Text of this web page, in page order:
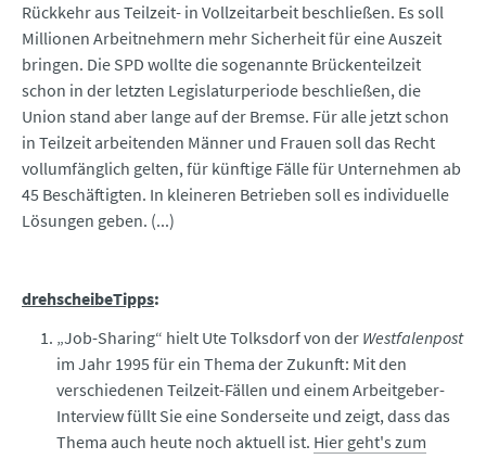
Rückkehr aus Teilzeit- in Vollzeitarbeit beschließen. Es soll
Millionen Arbeitnehmern mehr Sicherheit für eine Auszeit
bringen. Die SPD wollte die sogenannte Brückenteilzeit
schon in der letzten Legislaturperiode beschließen, die
Union stand aber lange auf der Bremse. Für alle jetzt schon
in Teilzeit arbeitenden Männer und Frauen soll das Recht
vollumfänglich gelten, für künftige Fälle für Unternehmen ab
45 Beschäftigten. In kleineren Betrieben soll es individuelle
Lösungen geben. (...)
drehscheibeTipps:
„Job-Sharing“ hielt Ute Tolksdorf von der Westfalenpost
im Jahr 1995 für ein Thema der Zukunft: Mit den
verschiedenen Teilzeit-Fällen und einem Arbeitgeber-
Interview füllt Sie eine Sonderseite und zeigt, dass das
Thema auch heute noch aktuell ist. Hier geht's zum